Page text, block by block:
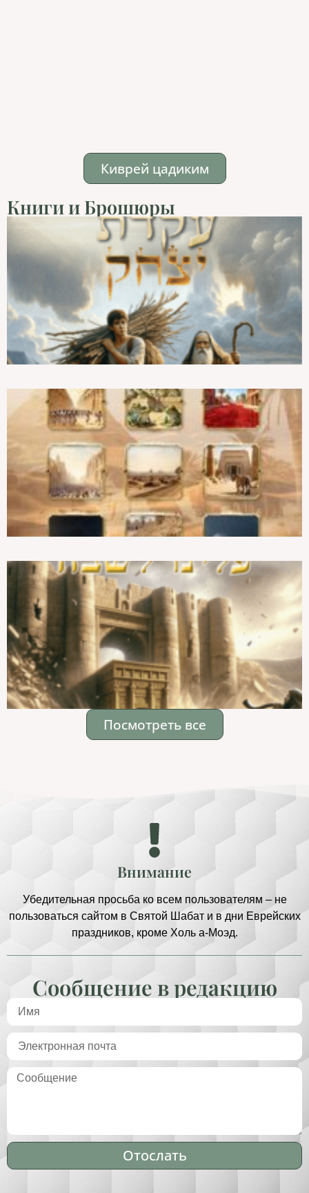
Киврей цадиким
Книги и Брошюры
Посмотреть все
Внимание
Убедительная просьба ко всем пользователям – не
пользоваться сайтом в Святой Шабат и в дни Еврейских
праздников, кроме Холь а-Моэд.
Сообщение в редакцию
Отослать